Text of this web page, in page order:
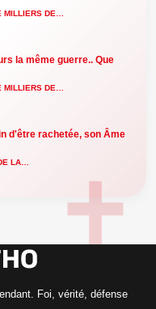
MILLIERS DE…
la même guerre.. Que
MILLIERS DE…
d'être rachetée, son Âme
LA…
Foi, vérité, défense